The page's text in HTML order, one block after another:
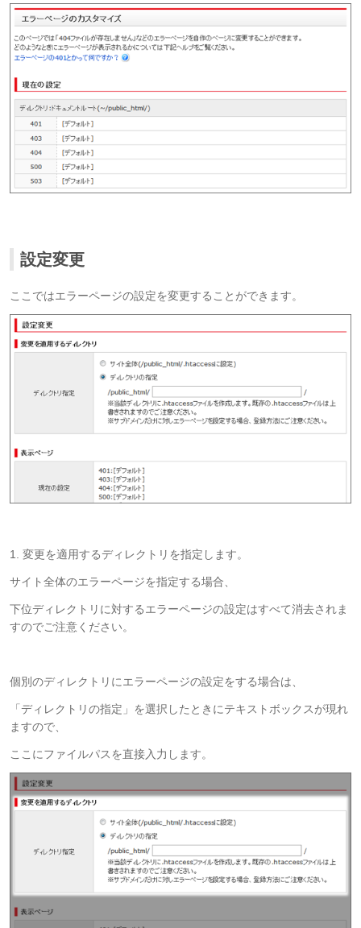
設定変更
ここではエラーページの設定を変更することができます。
1. 変更を適用するディレクトリを指定します。
サイト全体のエラーページを指定する場合、
下位ディレクトリに対するエラーページの設定はすべて消去されま
すのでご注意ください。
個別のディレクトリにエラーページの設定をする場合は、
「ディレクトリの指定」を選択したときにテキストボックスが現れ
ますので、
ここにファイルパスを直接入力します。